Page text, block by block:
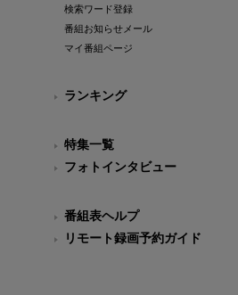
検索ワード登録
番組お知らせメール
マイ番組ページ
ランキング
特集一覧
フォトインタビュー
番組表ヘルプ
リモート録画予約ガイド